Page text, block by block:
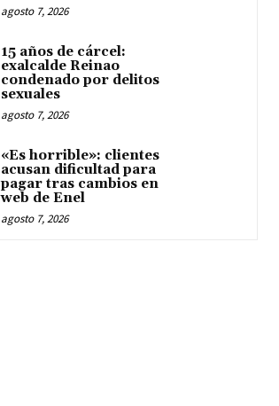
agosto 7, 2026
15 años de cárcel:
exalcalde Reinao
condenado por delitos
sexuales
agosto 7, 2026
«Es horrible»: clientes
acusan dificultad para
pagar tras cambios en
web de Enel
agosto 7, 2026